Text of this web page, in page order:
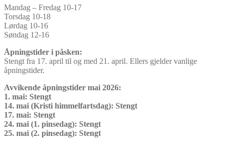
Mandag – Fredag 10-17
Torsdag 10-18
Lørdag 10-16
Søndag 12-16
Åpningstider i påsken:
Stengt fra 17. april til og med 21. april. Ellers gjelder vanlige
åpningstider.
Avvikende åpningstider mai 2026:
1. mai: Stengt
14. mai (Kristi himmelfartsdag): Stengt
17. mai: Stengt
24. mai (1. pinsedag): Stengt
25. mai (2. pinsedag): Stengt